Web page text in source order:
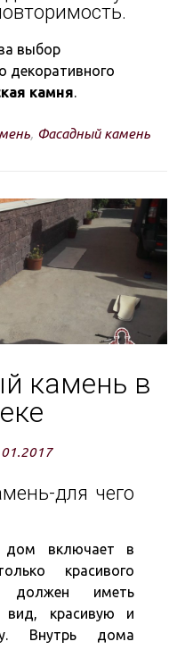
выбор
декоративного
камня.
, Фасадный камень
камень в
для чего
дом включает в
красивого
должен иметь
вид, красивую и
Внутрь дома